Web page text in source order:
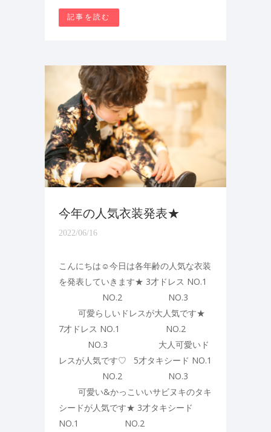
記事を読む
今年の人気衣装発表★
2022/06/16
こんにちは☺今日は各年齢の人気な衣装
を発表していきます★ 3才ドレス NO.1
NO.2 NO.3
可愛らしいドレスが大人気です★
7才ドレス NO.1 NO.2
NO.3 大人可愛いド
レスが人気です♡ 5才タキシード NO.1
NO.2 NO.3
可愛い&かっこいいサビヌキのタキ
シードが人気です★ 3才タキシード
NO.1 NO.2